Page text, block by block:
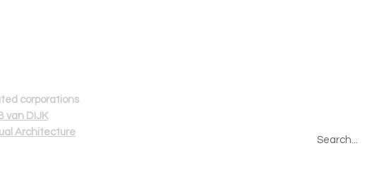
corporations
van DIJK
Architecture